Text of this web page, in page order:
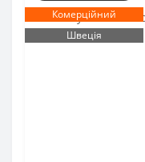
Комерційний
Швеція